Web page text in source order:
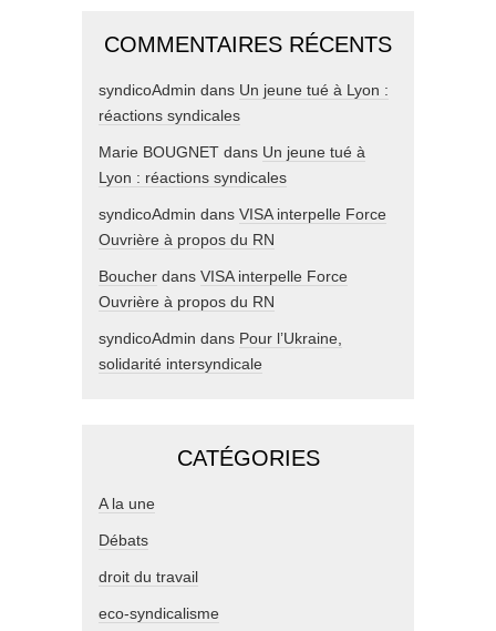
COMMENTAIRES RÉCENTS
syndicoAdmin dans Un jeune tué à Lyon :
réactions syndicales
Marie BOUGNET dans Un jeune tué à
Lyon : réactions syndicales
syndicoAdmin dans VISA interpelle Force
Ouvrière à propos du RN
Boucher dans VISA interpelle Force
Ouvrière à propos du RN
syndicoAdmin dans Pour l’Ukraine,
solidarité intersyndicale
CATÉGORIES
A la une
Débats
droit du travail
eco-syndicalisme